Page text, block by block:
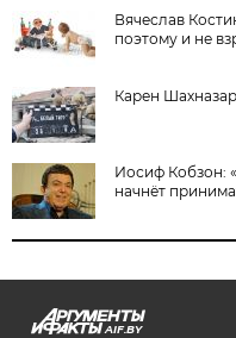
Вячеслав
поэтому и не
Карен
Иосиф Кобзон:
начнёт
AIF.BY